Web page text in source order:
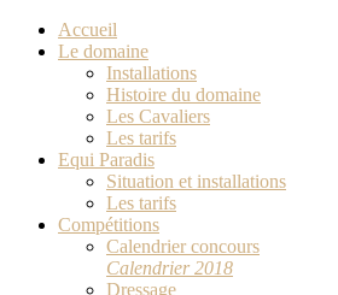
Accueil
Le domaine
Installations
Histoire du domaine
Les Cavaliers
Les tarifs
Equi Paradis
Situation et installations
Les tarifs
Compétitions
Calendrier concours
Calendrier 2018
Dressage